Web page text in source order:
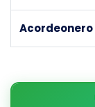
Acordeonero